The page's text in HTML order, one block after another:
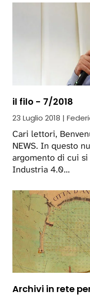
il filo - 7/2018
23 Luglio 2018 |
Cari lettori,
NEWS. In questo
argomento di cui
Industria 4.0…
Archivi in rete